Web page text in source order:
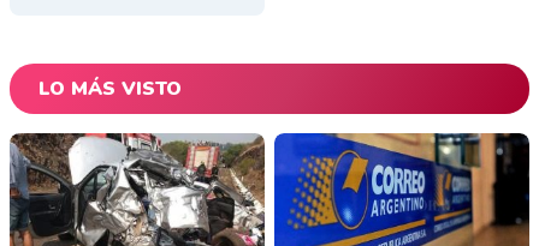
LO MÁS VISTO